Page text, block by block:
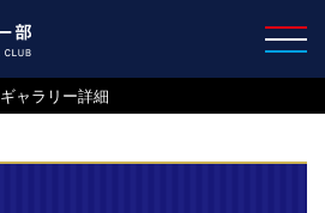
ギャラリー詳細